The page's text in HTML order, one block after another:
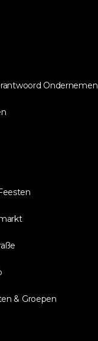
Ondernemen
& Groepen